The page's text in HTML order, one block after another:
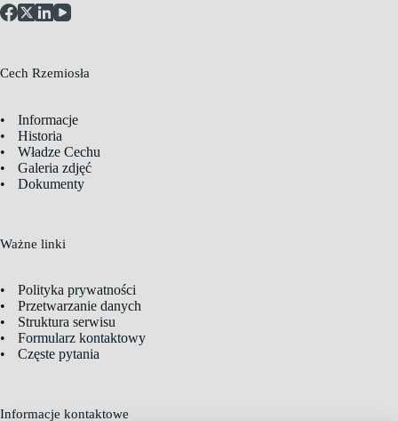
Cech Rzemiosła
Informacje
Historia
Władze Cechu
Galeria zdjęć
Dokumenty
Ważne linki
Polityka prywatności
Przetwarzanie danych
Struktura serwisu
Formularz kontaktowy
Częste pytania
Informacje kontaktowe